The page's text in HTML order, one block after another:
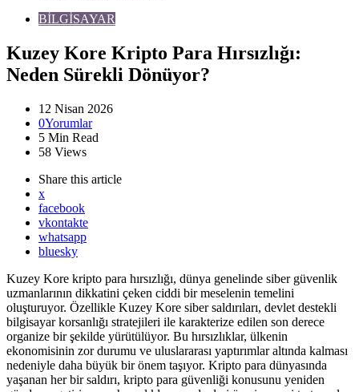
BİLGİSAYAR
Kuzey Kore Kripto Para Hırsızlığı:
Neden Sürekli Dönüyor?
12 Nisan 2026
0Yorumlar
5 Min Read
58 Views
Share this article
x
facebook
vkontakte
whatsapp
bluesky
Kuzey Kore kripto para hırsızlığı, dünya genelinde siber güvenlik
uzmanlarının dikkatini çeken ciddi bir meselenin temelini
oluşturuyor. Özellikle Kuzey Kore siber saldırıları, devlet destekli
bilgisayar korsanlığı stratejileri ile karakterize edilen son derece
organize bir şekilde yürütülüyor. Bu hırsızlıklar, ülkenin
ekonomisinin zor durumu ve uluslararası yaptırımlar altında kalması
nedeniyle daha büyük bir önem taşıyor. Kripto para dünyasında
yaşanan her bir saldırı, kripto para güvenliği konusunu yeniden